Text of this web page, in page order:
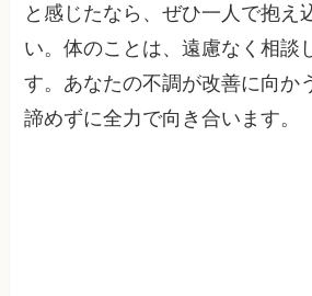
と感じたなら、ぜひ一人で抱え
い。体のことは、遠慮なく相談
す。あなたの不調が改善に向か
諦めずに全力で向き合います。